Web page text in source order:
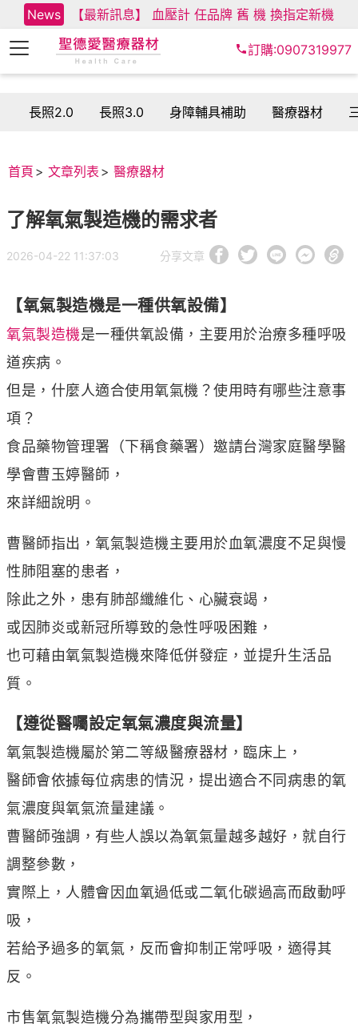
News 【最新訊息】 血壓計 任品牌 舊 機 換指定新機
訂購:0907319977
長照2.0 長照3.0 身障輔具補助 醫療器材
首頁 文章列表 醫療器材
了解氧氣製造機的需求者
2026-04-22 11:37:03 分享文章
【氧氣製造機是一種供氧設備】
氧氣製造機是一種供氧設備，主要用於治療多種呼吸
道疾病。
但是，什麼人適合使用氧氣機？使用時有哪些注意事
項？
食品藥物管理署（下稱食藥署）邀請台灣家庭醫學醫
學會曹玉婷醫師，
來詳細說明。
曹醫師指出，氧氣製造機主要用於血氧濃度不足與慢
性肺阻塞的患者，
除此之外，患有肺部纖維化、心臟衰竭，
或因肺炎或新冠所導致的急性呼吸困難，
也可藉由氧氣製造機來降低併發症，並提升生活品
質。
【遵從醫囑設定氧氣濃度與流量】
氧氣製造機屬於第二等級醫療器材，臨床上，
醫師會依據每位病患的情況，提出適合不同病患的氧
氣濃度與氧氣流量建議。
曹醫師強調，有些人誤以為氧氣量越多越好，就自行
調整參數，
實際上，人體會因血氧過低或二氧化碳過高而啟動呼
吸，
若給予過多的氧氣，反而會抑制正常呼吸，適得其
反。
市售氧氣製造機分為攜帶型與家用型，